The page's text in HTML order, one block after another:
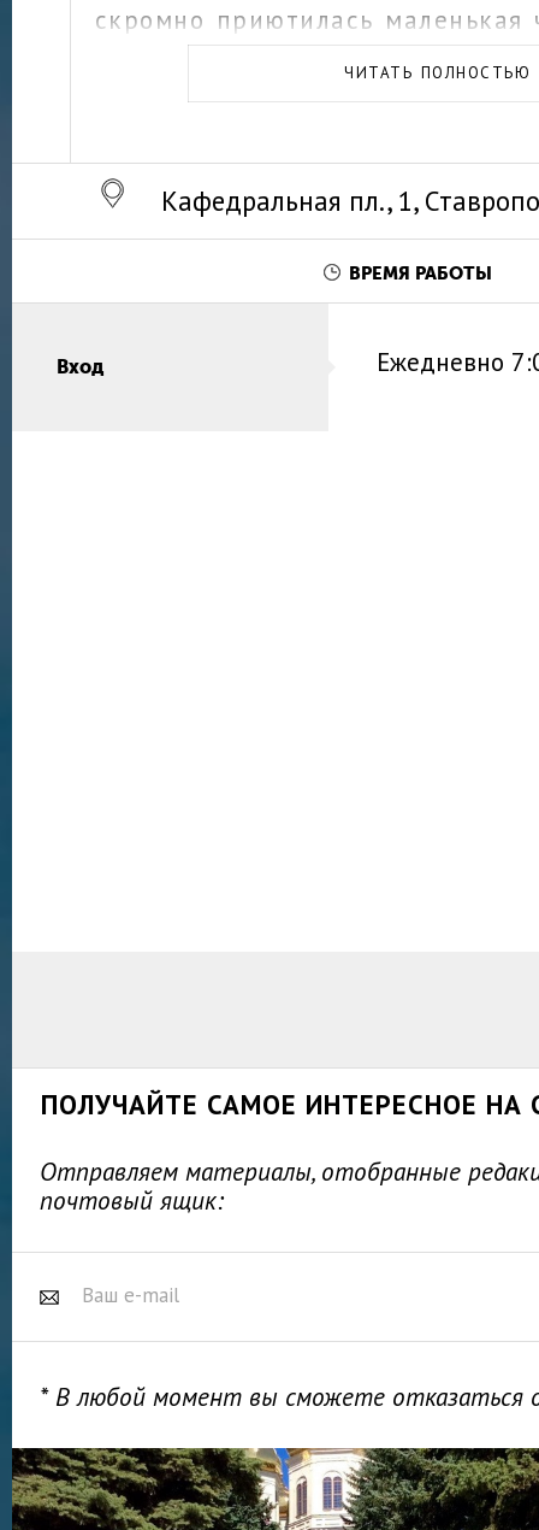
скромно приютилась маленькая
церковного комплекса разбит
зеленый сквер.
ЧИТАТЬ ПОЛНОСТЬЮ
Кафедральная пл., 1,
ВРЕМЯ РАБОТЫ
Вход Ежедневно
ПОЛУЧАЙТЕ САМОЕ ИНТЕРЕСНОЕ НА
Отправляем материалы, отобранные
почтовый ящик:
* В любой момент вы сможете отказаться